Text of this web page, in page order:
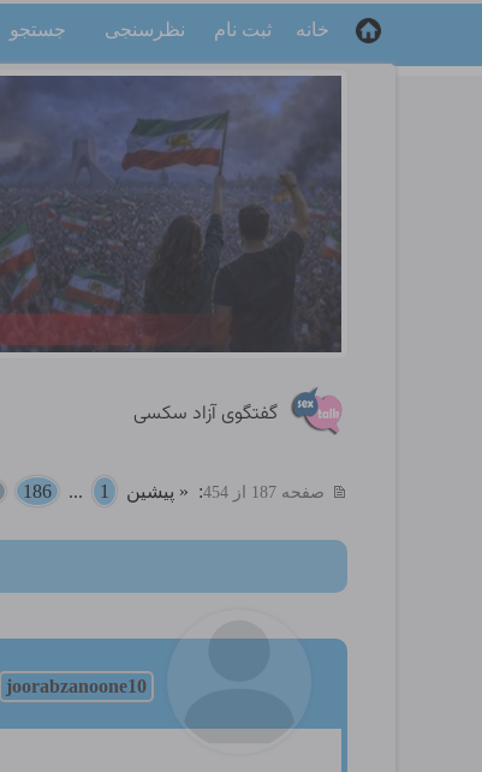
خانه ثبت نام نظرسنجی جستجو
گفتگوی آزاد سکسی
صفحه 187 از 454 : « پیشین 1
...
186
joorabzanoone10